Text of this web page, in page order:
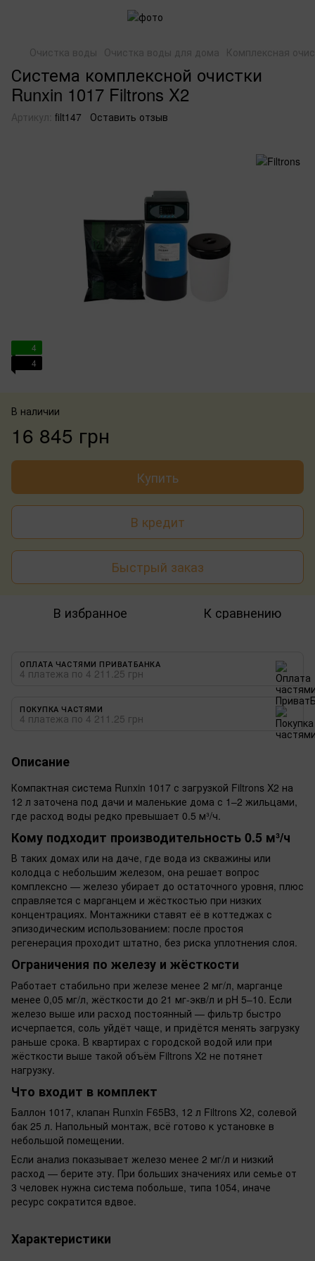
Очистка воды Очистка воды для дома Комплексная
Система комплексной очистки
Runxin 1017 Filtrons X2
Артикул: filt147 Оставить отзыв
4
4
В наличии
16 845 грн
Купить
В кредит
Быстрый заказ
В избранное К сравнению
ОПЛАТА ЧАСТЯМИ ПРИВАТБАНКА
4 платежа по 4 211.25 грн
ПОКУПКА ЧАСТЯМИ
4 платежа по 4 211.25 грн
Описание
Компактная система Runxin 1017 с загрузкой Filtrons X2 на
12 л заточена под дачи и маленькие дома с 1–2 жильцами,
где расход воды редко превышает 0.5 м³/ч.
Кому подходит производительность 0.5 м³/ч
В таких домах или на даче, где вода из скважины или
колодца с небольшим железом, она решает вопрос
комплексно — железо убирает до остаточного уровня, плюс
справляется с марганцем и жёсткостью при низких
концентрациях. Монтажники ставят её в коттеджах с
эпизодическим использованием: после простоя
регенерация проходит штатно, без риска уплотнения слоя.
Ограничения по железу и жёсткости
Работает стабильно при железе менее 2 мг/л, марганце
менее 0,05 мг/л, жёсткости до 21 мг-экв/л и pH 5–10. Если
железо выше или расход постоянный — фильтр быстро
исчерпается, соль уйдёт чаще, и придётся менять загрузку
раньше срока. В квартирах с городской водой или при
жёсткости выше такой объём Filtrons X2 не потянет
нагрузку.
Что входит в комплект
Баллон 1017, клапан Runxin F65B3, 12 л Filtrons X2, солевой
бак 25 л. Напольный монтаж, всё готово к установке в
небольшой помещении.
Если анализ показывает железо менее 2 мг/л и низкий
расход — берите эту. При больших значениях или семье от
3 человек нужна система побольше, типа 1054, иначе
ресурс сократится вдвое.
Характеристики